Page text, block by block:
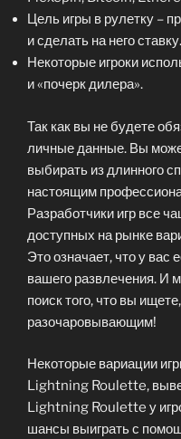
Цель игры в рулетку –
и сделать на него ставку.
Некоторые игроки
и «почерк дилера».
Так как вы не будете
личные данные. Вы
выбирать из длинного
настоящим
Разработчики игр все
доступных на рынке
Это означает, что у вас
вашего развлечения. И
поиск того, что вы
разочаровывающим!
Некоторые вариации
Lightning Roulette,
Lightning Roulette у
шансы выиграть с